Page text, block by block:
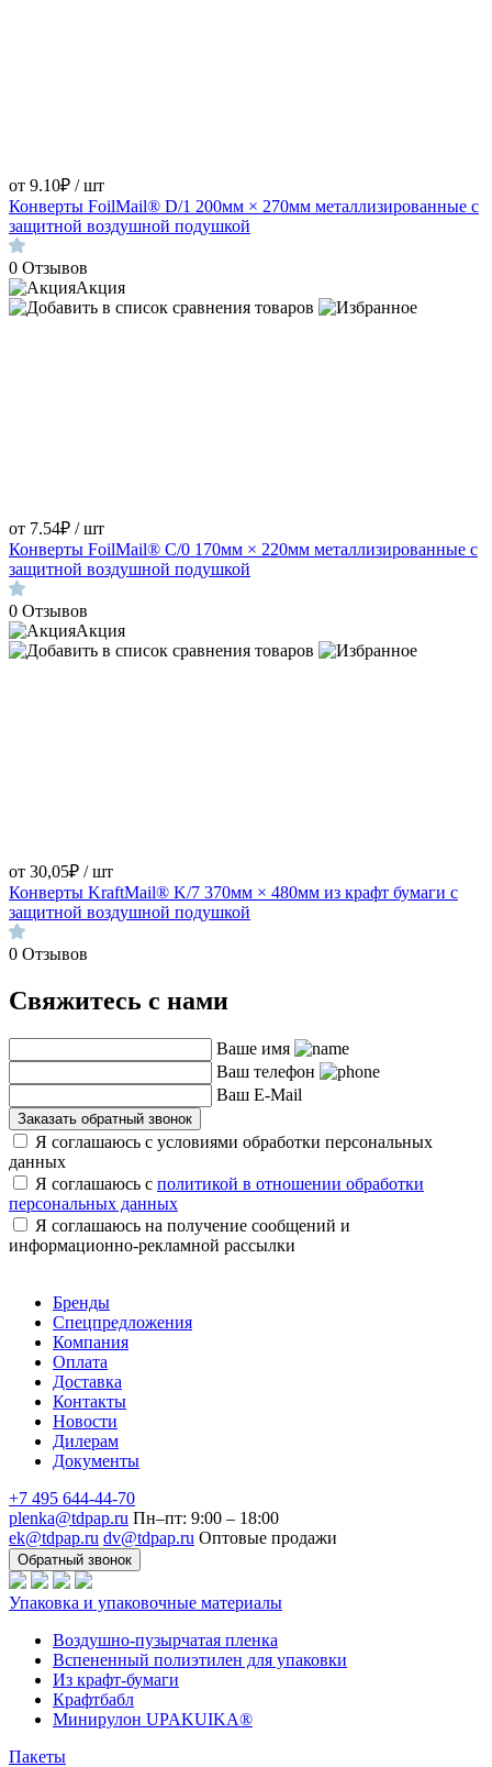
от 9.10₽ / шт
Конверты FoilMail® D/1 200мм × 270мм металлизированные с
защитной воздушной подушкой
0 Отзывов
Акция
от 7.54₽ / шт
Конверты FoilMail® С/0 170мм × 220мм металлизированные с
защитной воздушной подушкой
0 Отзывов
Акция
от 30,05₽ / шт
Конверты KraftMail® K/7 370мм × 480мм из крафт бумаги с
защитной воздушной подушкой
0 Отзывов
Свяжитесь с нами
Ваше имя
Ваш телефон
Ваш E-Mail
Заказать обратный звонок
Я соглашаюсь с условиями обработки персональных
данных
Я соглашаюсь с политикой в отношении обработки
персональных данных
Я соглашаюсь на получение сообщений и
информационно-рекламной рассылки
Бренды
Спецпредложения
Компания
Оплата
Доставка
Контакты
Новости
Дилерам
Документы
+7 495 644-44-70
plenka@tdpap.ru Пн–пт: 9:00 – 18:00
ek@tdpap.ru dv@tdpap.ru Оптовые продажи
Обратный звонок
Упаковка и упаковочные материалы
Воздушно-пузырчатая пленка
Вспененный полиэтилен для упаковки
Из крафт-бумаги
Крафтбабл
Минирулон UPAKUIKA®
Пакеты